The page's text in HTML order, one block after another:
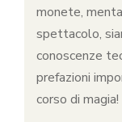
monete,
spettacolo,
conoscenze
prefazioni
corso di magia!